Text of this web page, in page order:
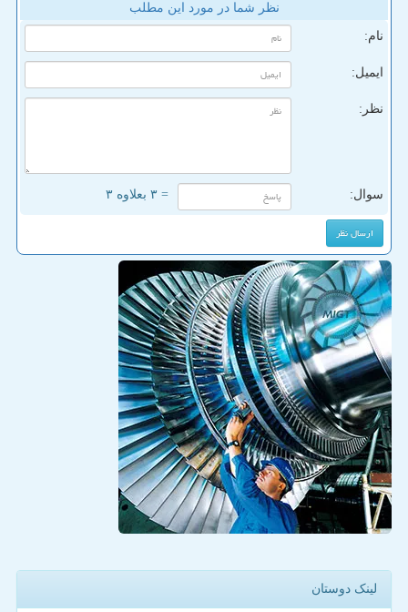
نظر شما در مورد این مطلب
نام:
ایمیل:
نظر:
سوال: = ۳ بعلاوه ۳
لینک دوستان